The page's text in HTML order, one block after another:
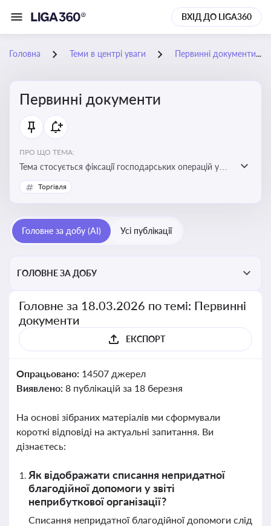
ВХІД ДО LIGA360
Головна Теми в центрі уваги Первинні документи
Первинні документи
ПРО ЩО ТЕМА:
Тема стосується фіксації господарських операцій у
бухгалтерському обліку та є основою для
податкового обліку
Торгівля
Головне за добу (AI) Усі публікації
ГОЛОВНЕ ЗА ДОБУ
Головне за 18.03.2026 по темі: Первинні
документи
ЕКСПОРТ
Опрацьовано: 14507 джерел
Виявлено: 8 публікацій за 18 березня
На основі зібраних матеріалів ми сформували
короткі відповіді на актуальні запитання. Ви
дізнаєтесь:
Як відображати списання непридатної
благодійної допомоги у звіті
неприбуткової організації?
Списання непридатної благодійної допомоги слід